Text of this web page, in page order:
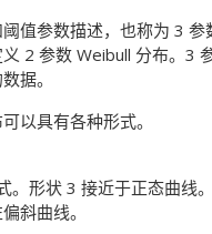
值参数描述，也称为 3
2 参数 Weibull 分布。3
据。
以具有各种形式。
。形状 3 接近于正态曲线
斜曲线。